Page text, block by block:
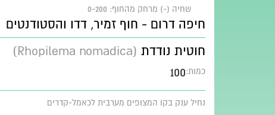
שחיה (-) מרחק מהחוף: 0-200
חיפה דרום - חוף זמיר, דדו והסטודנטים
חוטית נודדת (Rhopilema nomadica)
כמות:100
נחיל ענק בקו המצופים מערבית לכאמל-קדרים